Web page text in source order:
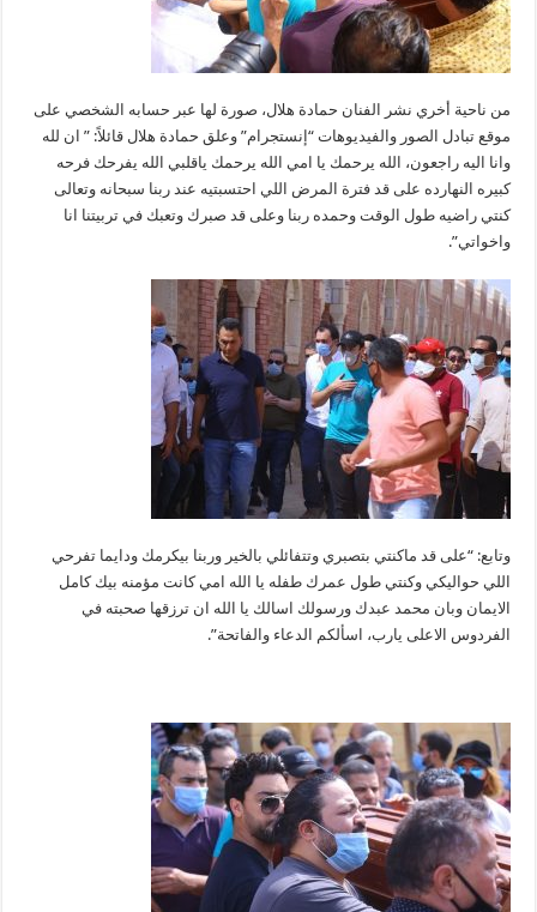
من ناحية أخري نشر الفنان حمادة هلال، صورة لها عبر حسابه الشخصي على
موقع تبادل الصور والفيديوهات “إنستجرام” وعلق حمادة هلال قائلاً: ” ان لله
وانا اليه راجعون، الله يرحمك يا امي الله يرحمك ياقلبي الله يفرحك فرحه
كبيره النهارده على قد فترة المرض اللي احتسبتيه عند ربنا سبحانه وتعالى
كنتي راضيه طول الوقت وحمده ربنا وعلى قد صبرك وتعبك في تربيتنا انا
واخواتي”.
وتابع: “على قد ماكنتي بتصبري وتتفائلي بالخير وربنا بيكرمك ودايما تفرحي
اللي حواليكي وكنتي طول عمرك طفله يا الله امي كانت مؤمنه بيك كامل
الايمان وبان محمد عبدك ورسولك اسالك يا الله ان ترزقها صحبته في
الفردوس الاعلى يارب، اسألكم الدعاء والفاتحة”.